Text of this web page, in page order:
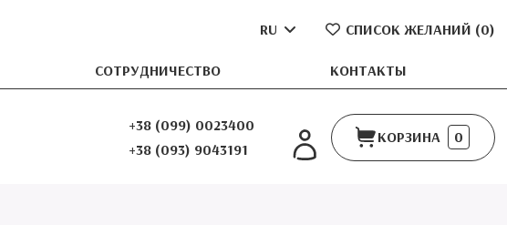
СОТРУДНИЧЕСТВО КОНТАКТЫ
RU СПИСОК ЖЕЛАНИЙ (0)
+38 (099) 0023400
+38 (093) 9043191
КОРЗИНА 0